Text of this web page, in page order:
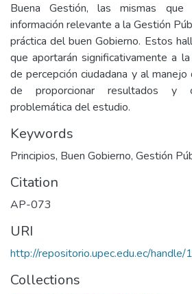
Buena Gestión, las mismas que
información relevante a la Gestión
práctica del buen Gobierno. Estos
que aportarán significativamente a
de percepción ciudadana y al
de proporcionar resultados y
problemática del estudio.
Keywords
Principios, Buen Gobierno, Gestión
Citation
AP-073
URI
http://repositorio.upec.edu.ec/
Collections